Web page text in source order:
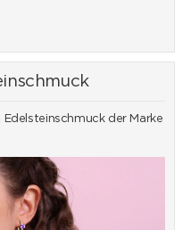
der Marke